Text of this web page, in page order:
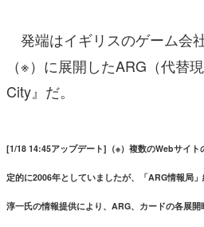
発端はイギリスのゲーム会
（※）に展開したARG（代替
City』だ。
[1/18 14:45アップデート]（※）複数のWebサイ
定的に2006年としていましたが、「ARG情報局
淳一氏の情報提供により、ARG、カードの各展開